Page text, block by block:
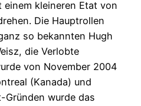
kleineren Etat von
Die Hauptrollen
so bekannten Hugh
die Verlobte
von November 2004
(Kanada) und
Gründen wurde das